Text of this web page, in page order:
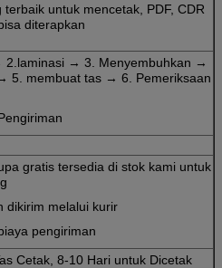
terbaik untuk mencetak, PDF, CDR
diterapkan
2.laminasi → 3. Menyembuhkan →
5. membuat tas → 6. Pemeriksaan
gratis tersedia di stok kami untuk
dikirim melalui kurir
pengiriman
Cetak, 8-10 Hari untuk Dicetak